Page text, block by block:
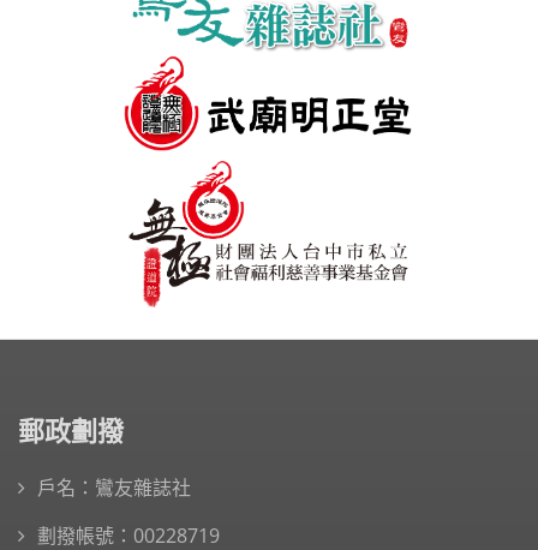
郵政劃撥
戶名：鸞友雜誌社
劃撥帳號：00228719